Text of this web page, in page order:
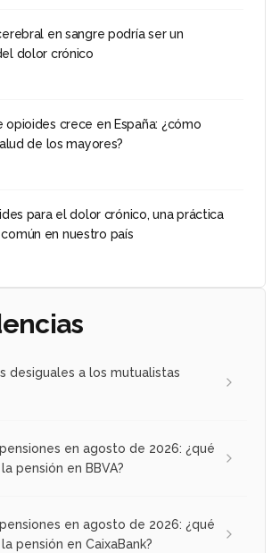
en sangre podría ser un
dolor crónico
opioides crece en España: ¿cómo
de los mayores?
para el dolor crónico, una práctica
en nuestro país
desiguales a los mutualistas
en agosto de 2026: ¿qué
pensión en BBVA?
en agosto de 2026: ¿qué
pensión en CaixaBank?